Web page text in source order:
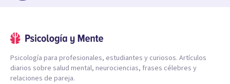
Psicología para profesionales, estudiantes y curiosos. Artículos
diarios sobre salud mental, neurociencias, frases célebres y
relaciones de pareja.